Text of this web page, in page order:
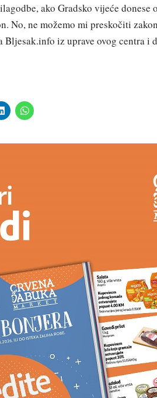
ako Gradsko vijeće
No, ne možemo mi preskočiti
iz uprave ovog centra i